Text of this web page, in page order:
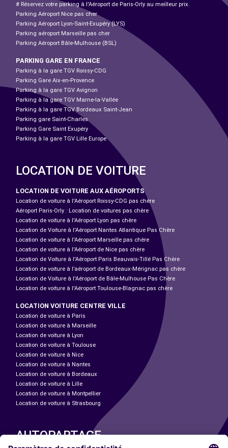
# Réservez votre parking à l'Aéroport de Paris-Orly au meilleur prix.
Parking Aéroport Nice pas cher
Parking Aéroport Lyon-Saint-Exupéry (LYS)
Parking aéroport Marseille pas cher
Parking Aéroport Bâle-Mulhouse (BSL)
PARKING GARE EN FRANCE
Parking à la gare TGV Roissy-CDG
Parking Gare Aix-en-Provence
Parking à la gare TGV Avignon
Parking à la gare TGV Marne-la-Vallée
Parking à la gare TGV Bordeaux Saint-Jean
Parking gare Saint-Charles
Parking Gare Saint Exupéry
Parking à la gare TGV Lille Europe
LOCATION DE VOITURE
LOCATION DE VOITURE AUX AÉROPORTS
Location de voiture à l'Aéroport Roissy-CDG pas chère
Aéroport Paris-Orly : Location de voitures pas chère
Location de voiture à l'Aéroport Lyon pas chère
Location de Voiture à l'Aéroport Nantes Atlantique Pas Chère
Location de voiture à l'Aéroport Marseille pas chère
Location de voiture à l'Aéroport de Nice pas chère
Location de Voiture à l'Aéroport Paris Beauvais-Tillé Pas Chère
Location de voiture à l’aéroport de Bordeaux-Mérignac pas chère
Location de Voiture à l'Aéroport de Bâle-Mulhouse Pas Chère
Location de voiture à l'Aéroport Toulouse-Blagnac pas chère
LOCATION VOITURE CENTRE VILLE
Location de voiture à Paris
Location de voiture à Marseille
Location de voiture à Lyon
Location de voiture à Toulouse
Location de voiture à Nice
Location de voiture à Nantes
Location de voiture à Bordeaux
Location de voiture à Lille
Location de voiture à Montpellier
Location de voiture à Strasbourg
AUTOPARTAGE